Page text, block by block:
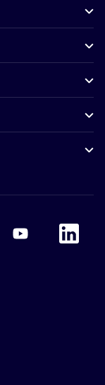
Accor Youtube
Accor